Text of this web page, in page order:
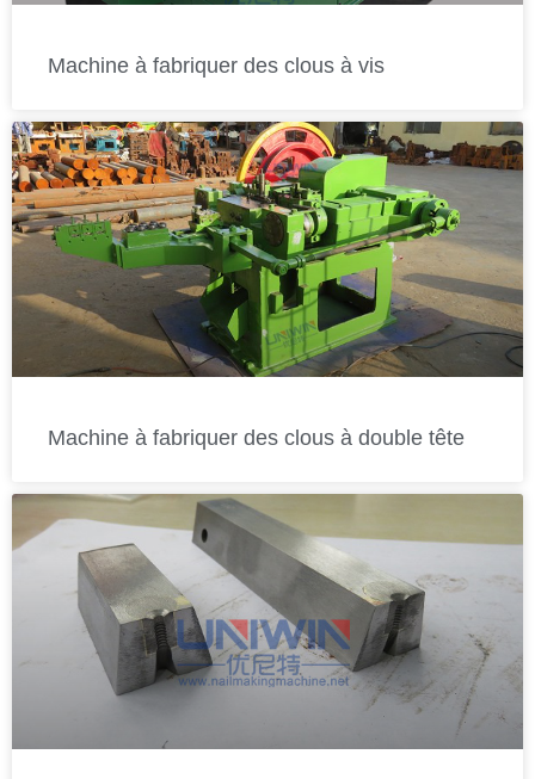
Machine à fabriquer des clous à vis
Machine à fabriquer des clous à double tête